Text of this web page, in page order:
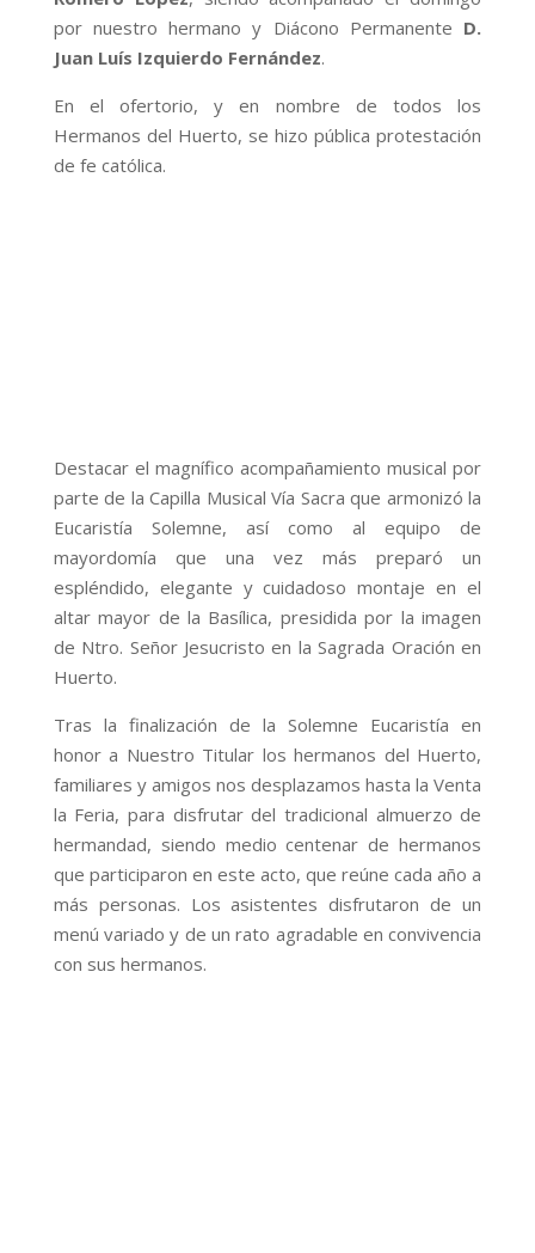
por nuestro hermano y Diácono Permanente D.
Juan Luís Izquierdo Fernández.
En el ofertorio, y en nombre de todos los
Hermanos del Huerto, se hizo pública protestación
de fe católica.
Destacar el magnífico acompañamiento musical por
parte de la Capilla Musical Vía Sacra que armonizó la
Eucaristía Solemne, así como al equipo de
mayordomía que una vez más preparó un
espléndido, elegante y cuidadoso montaje en el
altar mayor de la Basílica, presidida por la imagen
de Ntro. Señor Jesucristo en la Sagrada Oración en
Huerto.
Tras la finalización de la Solemne Eucaristía en
honor a Nuestro Titular los hermanos del Huerto,
familiares y amigos nos desplazamos hasta la Venta
la Feria, para disfrutar del tradicional almuerzo de
hermandad, siendo medio centenar de hermanos
que participaron en este acto, que reúne cada año a
más personas. Los asistentes disfrutaron de un
menú variado y de un rato agradable en convivencia
con sus hermanos.